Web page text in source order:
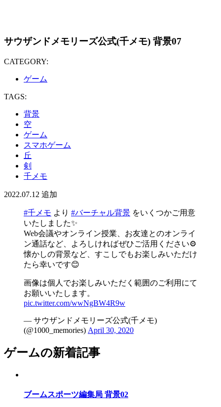
サウザンドメモリーズ公式(千メモ) 背景07
CATEGORY:
ゲーム
TAGS:
背景
空
ゲーム
スマホゲーム
丘
剣
千メモ
2022.07.12 追加
#千メモ より #バーチャル背景 をいくつかご用意
いたしました✨
Web会議やオンライン授業、お友達とのオンライ
ン通話など、よろしければぜひご活用ください⚙️
懐かしの背景など、すこしでもお楽しみいただけ
たら幸いです😊
画像は個人でお楽しみいただく範囲のご利用にて
お願いいたします。
pic.twitter.com/wwNgBW4R9w
— サウザンドメモリーズ公式(千メモ)
(@1000_memories) April 30, 2020
ゲームの新着記事
ブームスポーツ編集局 背景02